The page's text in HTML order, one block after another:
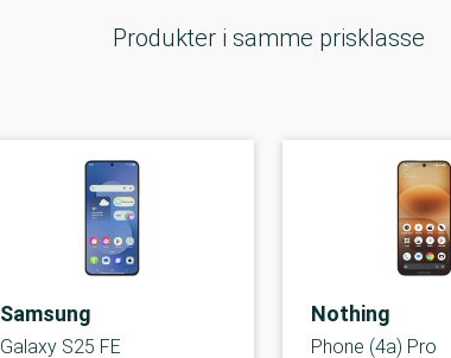
Produkter i samme prisklasse
Samsung
Galaxy S25 FE
Nothing
Phone (4a) Pro